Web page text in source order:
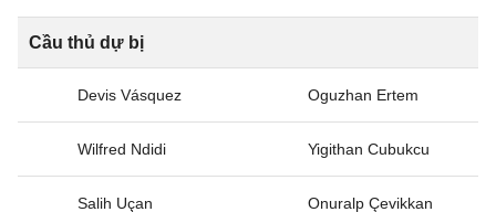
Cầu thủ dự bị
Devis Vásquez Oguzhan Ertem
Wilfred Ndidi Yigithan Cubukcu
Salih Uçan Onuralp Çevikkan